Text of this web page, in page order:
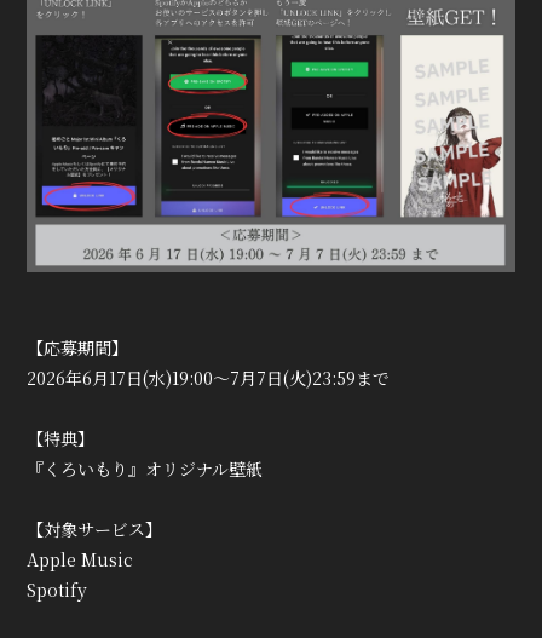
【応募期間】
2026年6月17日(水)19:00～7月7日(火)23:59まで
【特典】
『くろいもり』オリジナル壁紙
【対象サービス】
Apple Music
Spotify